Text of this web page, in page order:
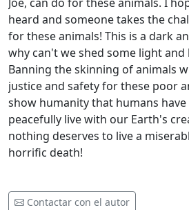
heard and someone takes the
for these animals! This is a dark
why can't we shed some light
Banning the skinning of animals
justice and safety for these poor
show humanity that humans
peacefully live with our Earth's
nothing deserves to live a
horrific death!
Contactar con el autor